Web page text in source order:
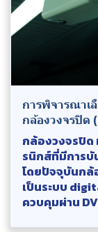
การพิจารณาเ
กล้องวงจรปิด
กล้องวงจรปิด
รนิกส์ที่มีการบั
โดยปัจจุบันกล้
เป็นระบบ
ควบคุมผ่าน